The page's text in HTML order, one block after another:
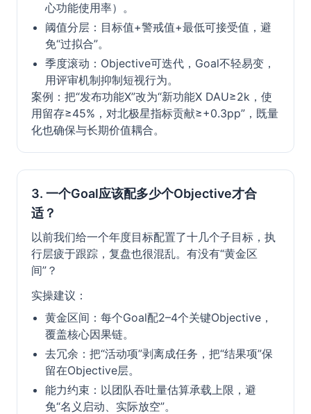
心功能使用率）。
阈值分层：目标值+警戒值+最低可接受值，避
免“过拟合”。
季度滚动：Objective可迭代，Goal不轻易变，
用评审机制抑制短视行为。
案例：把“发布功能X”改为“新功能X DAU≥2k，使
用留存≥45%，对北极星指标贡献≥+0.3pp”，既量
化也确保与长期价值耦合。
3. 一个Goal应该配多少个Objective才合
适？
以前我们给一个年度目标配置了十几个子目标，执
行层疲于跟踪，复盘也很混乱。有没有“黄金区
间”？
实操建议：
黄金区间：每个Goal配2–4个关键Objective，
覆盖核心因果链。
去冗余：把“活动项”剥离成任务，把“结果项”保
留在Objective层。
能力约束：以团队吞吐量估算承载上限，避
免“名义启动、实际放空”。